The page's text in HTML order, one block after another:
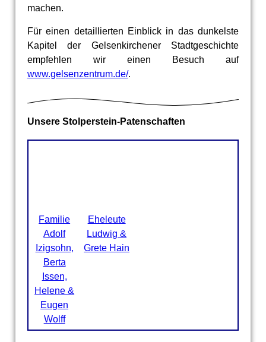
machen.
Für einen detaillierten Einblick in das dunkelste
Kapitel der Gelsenkirchener Stadtgeschichte
empfehlen wir einen Besuch auf
www.gelsenzentrum.de/.
Unsere Stolperstein-Patenschaften
Familie
Adolf
Izigsohn,
Berta
Issen,
Helene &
Eugen
Wolff
Eheleute
Ludwig &
Grete Hain